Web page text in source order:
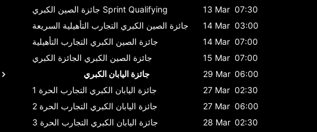
جائزة الصين الكبري Sprint Qualifying 13 Mar 07:30
جائزة الصين الكبري التجارب التأهيلية السريعة 14 Mar 03:00
جائزة الصين الكبري التجارب التأهيلية 14 Mar 07:00
جائزة الصين الكبري الجائزة الكبري 15 Mar 07:00
جائزة اليابان الكبري
29 Mar 06:00
جائزة اليابان الكبري التجارب الحرة 1 27 Mar 02:30
جائزة اليابان الكبري التجارب الحرة 2 27 Mar 06:00
جائزة اليابان الكبري التجارب الحرة 3 28 Mar 02:30